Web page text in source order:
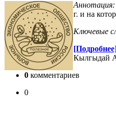
Аннотация:
г. и на
Ключевые
Кылгыдай
0 комментариев
0